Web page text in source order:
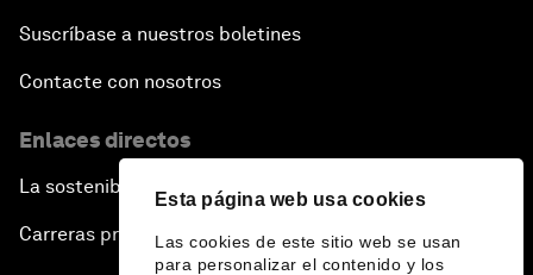
Esta página web usa cookies
Las cookies de este sitio web se usan
para personalizar el contenido y los
Suscríbase a nuestros boletines
Contacte con nosotros
Enlaces directos
La sostenibilidad en el Foro
Carreras profesionales